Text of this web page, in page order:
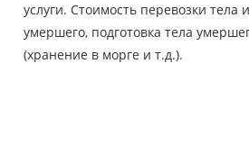
услуги. Стоимость перевозки
умершего, подготовка тела
(хранение в морге и т.д.).